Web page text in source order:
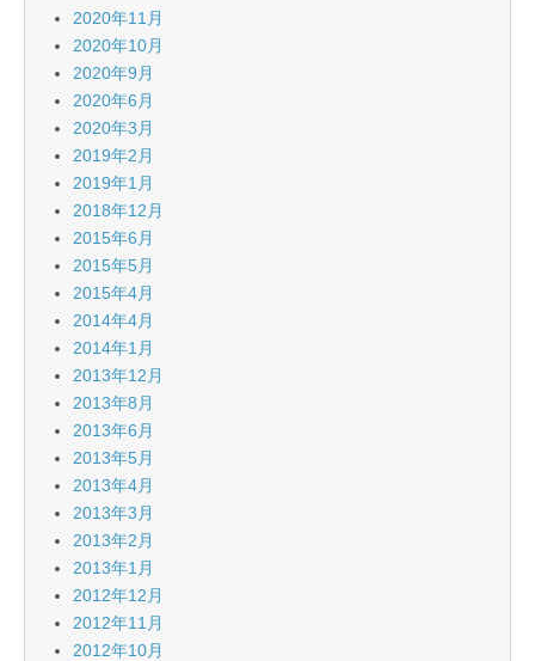
2020年11月
2020年10月
2020年9月
2020年6月
2020年3月
2019年2月
2019年1月
2018年12月
2015年6月
2015年5月
2015年4月
2014年4月
2014年1月
2013年12月
2013年8月
2013年6月
2013年5月
2013年4月
2013年3月
2013年2月
2013年1月
2012年12月
2012年11月
2012年10月